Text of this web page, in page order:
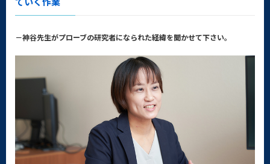
－神谷先生がプローブの研究者になられた経緯を聞かせて下さい。